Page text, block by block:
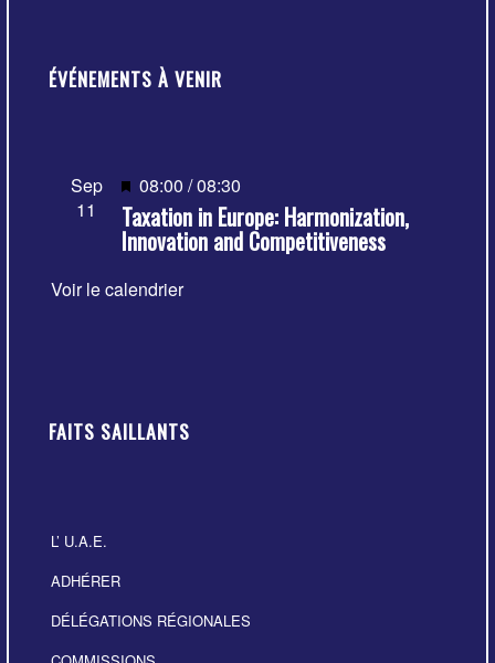
ÉVÉNEMENTS À VENIR
Sep
11
Mis
en
avant
08:00 /08:30
Taxation in Europe: Harmonization,
Innovation and Competitiveness
Voir le calendrier
FAITS SAILLANTS
L’ U.A.E.
ADHÉRER
DÉLÉGATIONS RÉGIONALES